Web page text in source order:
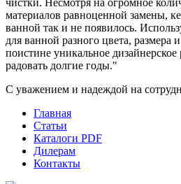
чистки. Несмотря на огромное
материалов равноценной замены,
ванной так и не появилось.
для ванной разного цвета, размера
поистине уникальное дизайнерское
радовать долгие годы."
С уважением и надеждой на
Главная
Статьи
Каталоги PDF
Дилерам
Контакты